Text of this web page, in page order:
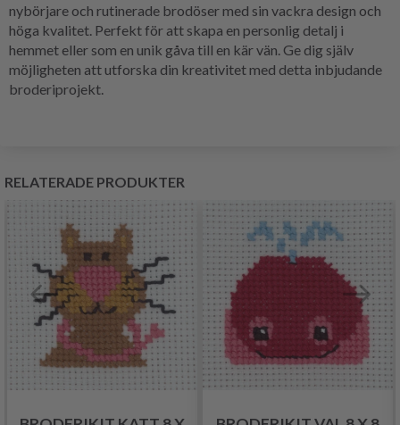
nybörjare och rutinerade brodöser med sin vackra design och
höga kvalitet. Perfekt för att skapa en personlig detalj i
hemmet eller som en unik gåva till en kär vän. Ge dig själv
möjligheten att utforska din kreativitet med detta inbjudande
broderiprojekt.
RELATERADE PRODUKTER